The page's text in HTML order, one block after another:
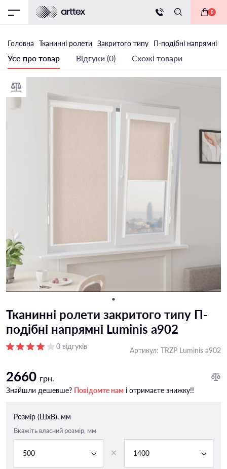
0
Головна Тканинні ролети Закритого типу П-подібні напрямні
Усе про товар Відгуки (0) Схожі товари
Тканинні ролети закритого типу П-
подiбні напрямні Luminis a902
0 відгуків Артикул: TRZP Luminis a902
2660 грн.
Знайшли дешевше? Повідомте нам і отримаєте знижку!!
Розмір (ШxВ), мм
Вкажіть власний розмір, мм
500 1400